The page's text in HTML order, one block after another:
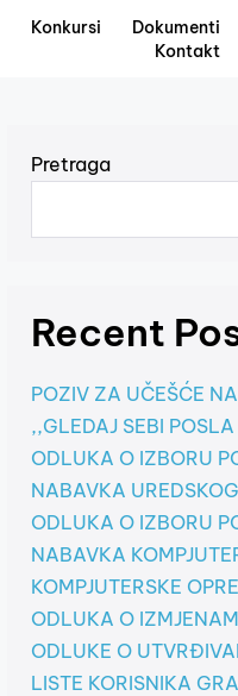
Konkursi
Dokumenti
Kontakt
Pretraga
Recent
POZIV ZA UČEŠĆE
,,GLEDAJ SEBI
ODLUKA O IZBORU
NABAVKA
ODLUKA O IZBORU
NABAVKA
KOMPJUTERSKE
ODLUKA O
ODLUKE O
LISTE KORISNIKA